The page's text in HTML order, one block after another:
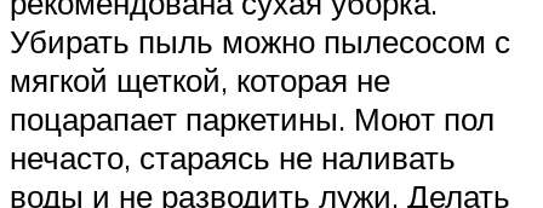
Убирать пыль можно пылесосом с
мягкой щеткой, которая не
поцарапает паркетины. Моют пол
нечасто, стараясь не наливать
воды и не разводить лужи. Делать